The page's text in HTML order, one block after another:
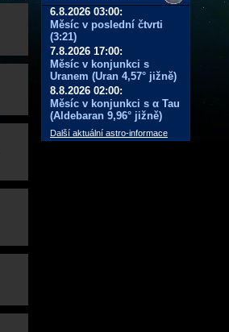
6.8.2026 03:00:
Měsíc v poslední čtvrti
(3:21)
7.8.2026 17:00:
Měsíc v konjunkci s
Uranem (Uran 4,57° jižně)
8.8.2026 02:00:
Měsíc v konjunkci s α Tau
(Aldebaran 9,96° jižně)
Další aktuální astro-informace